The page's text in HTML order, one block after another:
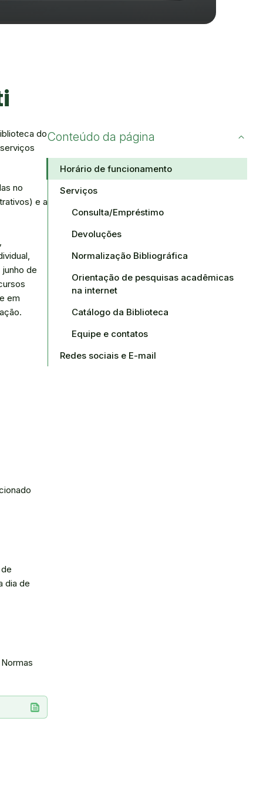
do
no
e a
de
em
dia de
feed
Conteúdo da página
Horário de funcionamento
Serviços
Consulta/Empréstimo
Devoluções
Normalização Bibliográfica
Orientação de pesquisas acadêmicas
na internet
Catálogo da Biblioteca
Equipe e contatos
Redes sociais e E-mail